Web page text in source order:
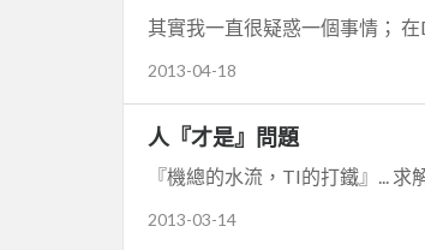
其實我一直很疑惑一個事情；
2013-04-18
人『才是』問題
『機總的水流，TI的打鐵』... 求
2013-03-14